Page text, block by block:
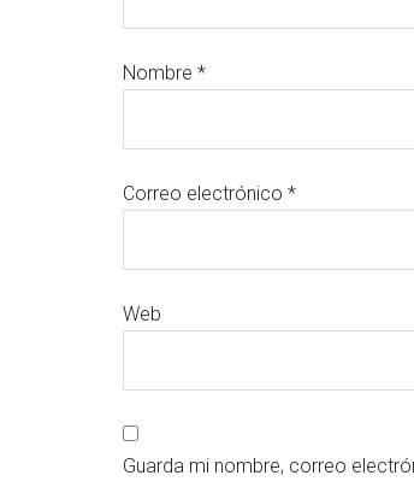
Nombre *
Correo electrónico *
Web
Guarda mi nombre, correo